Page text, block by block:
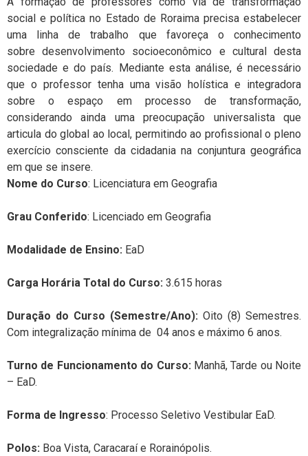
social e política no Estado de Roraima precisa estabelecer
uma linha de trabalho que favoreça o conhecimento
sobredesenvolvimento socioeconômico e cultural desta
sociedade e do país. Mediante esta análise, é necessário
que o professor tenha uma visão holística e integradora
sobre o espaço em processo de transformação,
considerando ainda uma preocupação universalista que
articula do global ao local, permitindo ao profissional o pleno
exercício consciente da cidadania na conjuntura geográfica
em que se insere.
Nome do Curso: Licenciatura em Geografia
Grau Conferido: Licenciado em Geografia
Modalidade de Ensino: EaD
Carga Horária Total do Curso: 3.615 horas
Duração do Curso (Semestre/Ano): Oito (8) Semestres.
Com integralização mínima de 04 anos e máximo 6 anos.
Turno de Funcionamento do Curso: Manhã, Tarde ou Noite
– EaD.
Forma de Ingresso: Processo Seletivo Vestibular EaD.
Polos: Boa Vista, Caracaraí e Rorainópolis.